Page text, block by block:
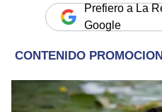
Prefiero a La
Google